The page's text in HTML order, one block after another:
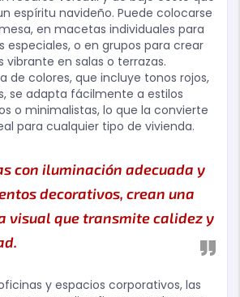
espíritu navideño. Puede colocarse
en macetas individuales para
especiales, o en grupos para crear
en salas o terrazas.
de colores, que incluye tonos rojos,
se adapta fácilmente a estilos
o minimalistas, lo que la convierte
para cualquier tipo de vivienda.
con iluminación adecuada y
decorativos, crean una
visual que transmite calidez y
y espacios corporativos, las